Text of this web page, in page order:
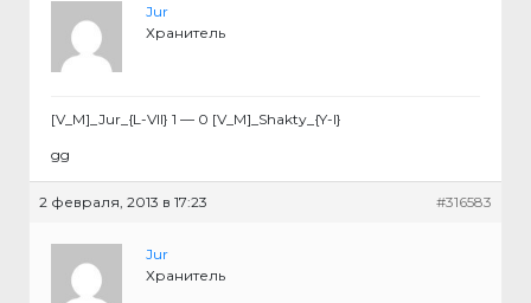
Jur
Хранитель
[V_M]_Jur_{L-VII} 1 — 0 [V_M]_Shakty_{Y-I}
gg
2 февраля, 2013 в 17:23 #316583
Jur
Хранитель